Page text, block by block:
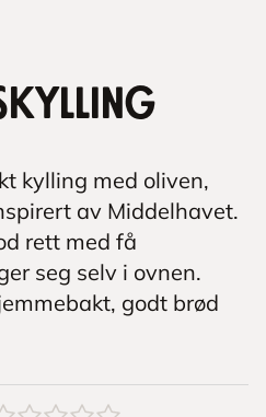
kylling med oliven,
av Middelhavet.
rett med få
seg selv i ovnen.
godt brød
5stjerner